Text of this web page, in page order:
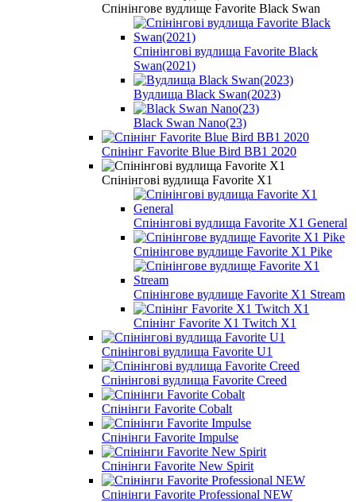
Спінінгове вудлище Favorite Black Swan
Спінінгові вудлища Favorite Black
Swan(2021)
Вудлища Black Swan(2023)
Black Swan Nano(23)
Спінінг Favorite Blue Bird BB1 2020
Спінінгові вудлища Favorite X1
Спінінгові вудлища Favorite X1 General
Спінінгове вудлище Favorite X1 Pike
Спінінгове вудлище Favorite X1 Stream
Спінінг Favorite X1 Twitch X1
Спінінгові вудлища Favorite U1
Спінінгові вудлища Favorite Creed
Спінінги Favorite Cobalt
Спінінги Favorite Impulse
Спінінги Favorite New Spirit
Спінінги Favorite Professional NEW